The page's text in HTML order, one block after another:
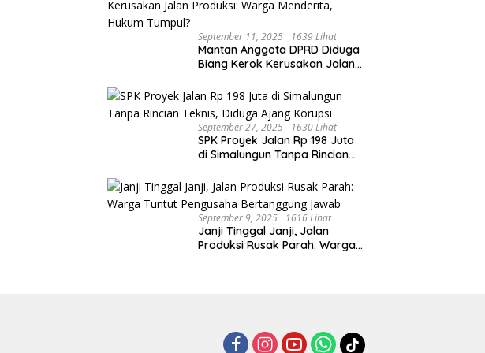
September 11, 2025 1639 Lihat
Mantan Anggota DPRD Diduga
Biang Kerok Kerusakan Jalan
Hukum Tumpul?
September 27, 2025 1630 Lihat
SPK Proyek Jalan Rp 198 Juta
di Simalungun Tanpa Rincian
September 9, 2025 1616 Lihat
Janji Tinggal Janji, Jalan
Produksi Rusak Parah: Warga